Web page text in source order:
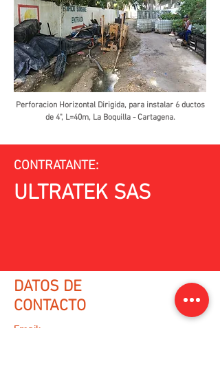
Perforacion Horizontal Dirigida, para instalar 6 ductos
de 4", L=40m, La Boquilla - Cartagena.
CONTRATANTE:
ULTRATEK SAS
DATOS DE
CONTACTO
Email: